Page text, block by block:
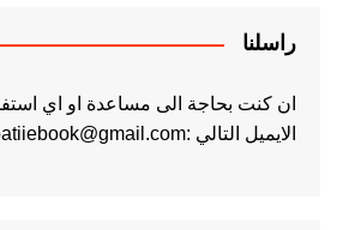
راسلنا
ان كنت بحاجة الى مساعدة او اي
الايميل التالي :maktabatiiebook@gmail.com